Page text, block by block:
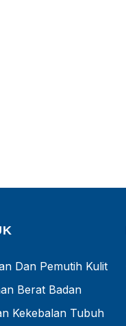
Dan Pemutih Kulit
Berat Badan
Kekebalan Tubuh